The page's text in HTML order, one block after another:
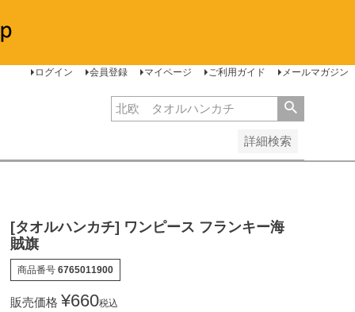
ログイン 会員登録 マイページ ご利用ガイド メールマガジン
詳細検索
順
[タオルハンカチ] ワンピース フランキー海
賊旗
商品番号 6765011900
販売価格 ¥660税込